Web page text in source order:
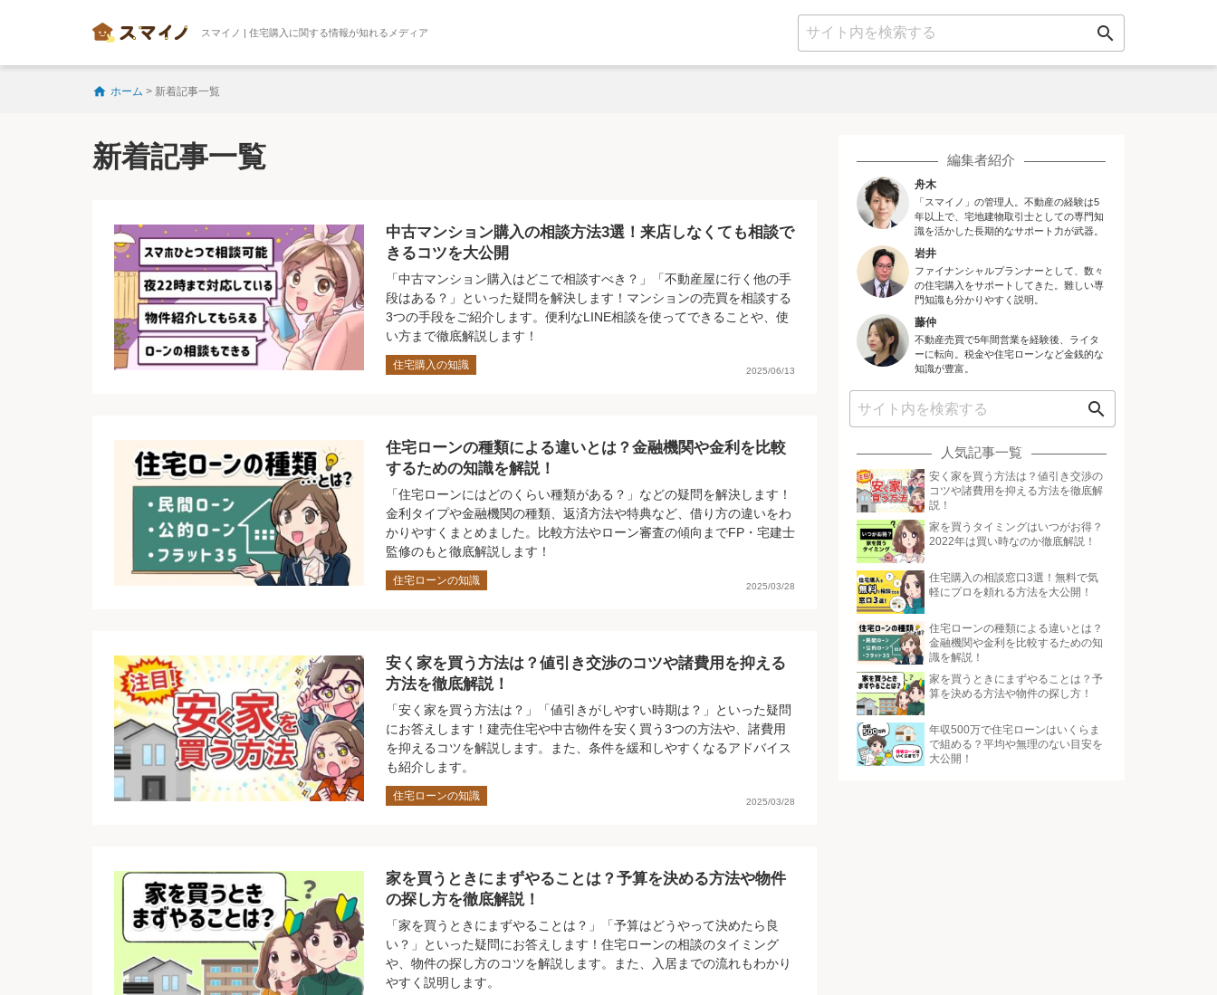
スマイノ | 住宅購入に関する情報が知れるメディア search
ホーム > 新着記事一覧
新着記事一覧
中古マンション購入の相談方法3選！来店しなくても相談で
きるコツを大公開
「中古マンション購入はどこで相談すべき？」「不動産屋に行く他の手
段はある？」といった疑問を解決します！マンションの売買を相談する
3つの手段をご紹介します。便利なLINE相談を使ってできることや、使
い方まで徹底解説します！
住宅購入の知識 2025/06/13
住宅ローンの種類による違いとは？金融機関や金利を比較
するための知識を解説！
「住宅ローンにはどのくらい種類がある？」などの疑問を解決します！
金利タイプや金融機関の種類、返済方法や特典など、借り方の違いをわ
かりやすくまとめました。比較方法やローン審査の傾向までFP・宅建士
監修のもと徹底解説します！
住宅ローンの知識 2025/03/28
安く家を買う方法は？値引き交渉のコツや諸費用を抑える
方法を徹底解説！
「安く家を買う方法は？」「値引きがしやすい時期は？」といった疑問
にお答えします！建売住宅や中古物件を安く買う3つの方法や、諸費用
を抑えるコツを解説します。また、条件を緩和しやすくなるアドバイス
も紹介します。
住宅ローンの知識 2025/03/28
家を買うときにまずやることは？予算を決める方法や物件
の探し方を徹底解説！
「家を買うときにまずやることは？」「予算はどうやって決めたら良
い？」といった疑問にお答えします！住宅ローンの相談のタイミング
や、物件の探し方のコツを解説します。また、入居までの流れもわかり
やすく説明します。
編集者紹介
舟木
「スマイノ」の管理人。不動産の経験は5
年以上で、宅地建物取引士としての専門知
識を活かした長期的なサポート力が武器。
岩井
ファイナンシャルプランナーとして、数々
の住宅購入をサポートしてきた。難しい専
門知識も分かりやすく説明。
藤仲
不動産売買で5年間営業を経験後、ライタ
ーに転向。税金や住宅ローンなど金銭的な
知識が豊富。
search
人気記事一覧
安く家を買う方法は？値引き交渉の
コツや諸費用を抑える方法を徹底解
説！
家を買うタイミングはいつがお得？
2022年は買い時なのか徹底解説！
住宅購入の相談窓口3選！無料で気
軽にプロを頼れる方法を大公開！
住宅ローンの種類による違いとは？
金融機関や金利を比較するための知
識を解説！
家を買うときにまずやることは？予
算を決める方法や物件の探し方！
年収500万で住宅ローンはいくらま
で組める？平均や無理のない目安を
大公開！